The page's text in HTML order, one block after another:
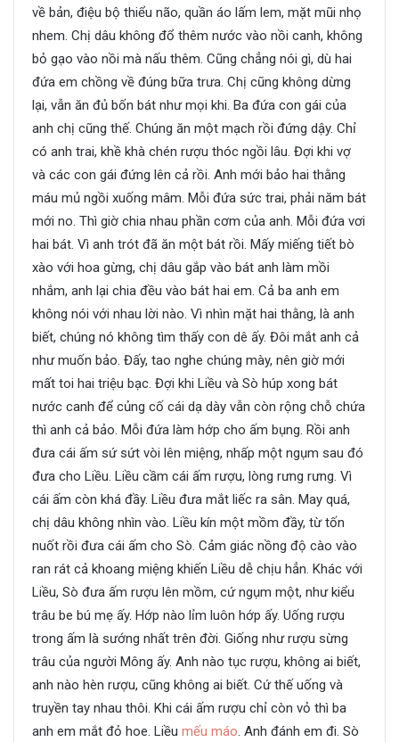
về bản, điệu bộ thiểu não, quần áo lấm lem, mặt mũi nhọ
nhem. Chị dâu không đổ thêm nước vào nồi canh, không
bỏ gạo vào nồi mà nấu thêm. Cũng chẳng nói gì, dù hai
đứa em chồng về đúng bữa trưa. Chị cũng không dừng
lại, vẫn ăn đủ bốn bát như mọi khi. Ba đứa con gái của
anh chị cũng thế. Chúng ăn một mạch rồi đứng dậy. Chỉ
có anh trai, khề khà chén rượu thóc ngồi lâu. Đợi khi vợ
và các con gái đứng lên cả rồi. Anh mới bảo hai thằng
máu mủ ngồi xuống mâm. Mỗi đứa sức trai, phải năm bát
mới no. Thì giờ chia nhau phần cơm của anh. Mỗi đứa vơi
hai bát. Vì anh trót đã ăn một bát rồi. Mấy miếng tiết bò
xào với hoa gừng, chị dâu gắp vào bát anh làm mồi
nhắm, anh lại chia đều vào bát hai em. Cả ba anh em
không nói với nhau lời nào. Vì nhìn mặt hai thằng, là anh
biết, chúng nó không tìm thấy con dê ấy. Đôi mắt anh cả
như muốn bảo. Đấy, tao nghe chúng mày, nên giờ mới
mất toi hai triệu bạc. Đợi khi Liều và Sò húp xong bát
nước canh để củng cố cái dạ dày vẫn còn rộng chỗ chứa
thì anh cả bảo. Mỗi đứa làm hớp cho ấm bụng. Rồi anh
đưa cái ấm sứ sứt vòi lên miệng, nhấp một ngụm sau đó
đưa cho Liều. Liều cầm cái ấm rượu, lòng rưng rưng. Vì
cái ấm còn khá đầy. Liều đưa mắt liếc ra sân. May quá,
chị dâu không nhìn vào. Liều kín một mồm đầy, từ tốn
nuốt rồi đưa cái ấm cho Sò. Cảm giác nồng độ cào vào
ran rát cả khoang miệng khiến Liều dễ chịu hẳn. Khác với
Liều, Sò đưa ấm rượu lên mồm, cứ ngụm một, như kiểu
trâu be bú mẹ ấy. Hớp nào lỉm luôn hớp ấy. Uống rượu
trong ấm là sướng nhất trên đời. Giống như rượu sừng
trâu của người Mông ấy. Anh nào tục rượu, không ai biết,
anh nào hèn rượu, cũng không ai biết. Cứ thế uống và
truyền tay nhau thôi. Khi cái ấm rượu chỉ còn vỏ thì ba
anh em mắt đỏ hoe. Liều mếu máo . Anh đánh em đi. Sò